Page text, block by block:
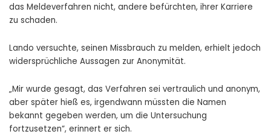
das Meldeverfahren nicht, andere befürchten, ihrer Karriere
zu schaden.
Lando versuchte, seinen Missbrauch zu melden, erhielt jedoch
widersprüchliche Aussagen zur Anonymität.
„Mir wurde gesagt, das Verfahren sei vertraulich und anonym,
aber später hieß es, irgendwann müssten die Namen
bekannt gegeben werden, um die Untersuchung
fortzusetzen“, erinnert er sich.